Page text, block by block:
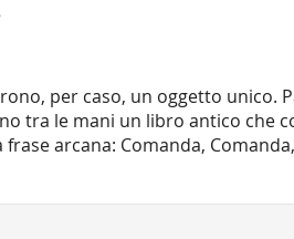
per caso, un oggetto unico.
tra le mani un libro antico che
arcana: Comanda,